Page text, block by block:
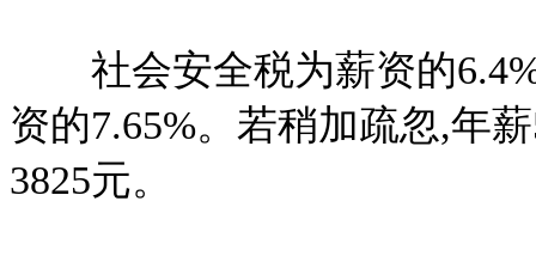
社会安全税为薪资的
资的7.65%。若稍加疏忽,年
3825元。